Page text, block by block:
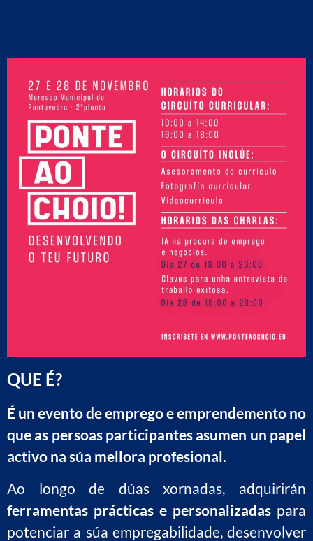
QUE É?
É un evento de emprego e emprendemento no
que as persoas participantes asumen un papel
activo na súa mellora profesional.
Ao longo de dúas xornadas, adquirirán
ferramentas prácticas e personalizadas para
potenciar a súa empregabilidade, desenvolver